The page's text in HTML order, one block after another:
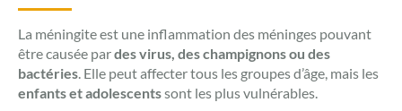
La méningite est une inflammation des méninges pouvant
être causée pardes virus, des champignons ou des
bactéries . Elle peut affecter tous les groupes d’âge, mais les
enfants et adolescentssont les plus vulnérables.